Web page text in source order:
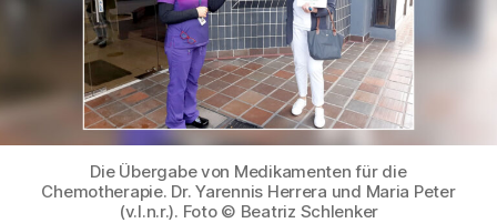
Die Übergabe von Medikamenten für die
Chemotherapie. Dr. Yarennis Herrera und Maria Peter
(v.l.n.r.). Foto © Beatriz Schlenker